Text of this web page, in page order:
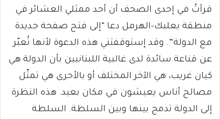
قرأتُ في إحدى الصحف أن أحد ممثلي العشائر في
منطقة بعلبك-الهرمل دعا “إلى فتح صفحة جديدة
مع الدولة”. وقد إستوقفتني هذه الدعوة لأنها تُعبّر
عن قناعة سائدة لدى غالبية اللبنانيين بأن الدولة هي
كيان غريب، هي الآخر المختلف أو بالأحرى هي تمثّل
مصالح أناس يعيشون في مكان بعيد. هذه النظرة
إلى الدولة تدمج بينها وبين السلطة. السلطة